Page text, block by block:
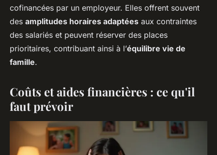
cofinancées par un employeur. Elles offrent souvent
des amplitudes horaires adaptées aux contraintes
des salariés et peuvent réserver des places
prioritaires, contribuant ainsi à l’équilibre vie de
famille.
Coûts et aides financières : ce qu'il
faut prévoir